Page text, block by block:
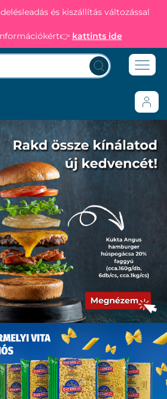
és kiszállítás változással
kattints ide